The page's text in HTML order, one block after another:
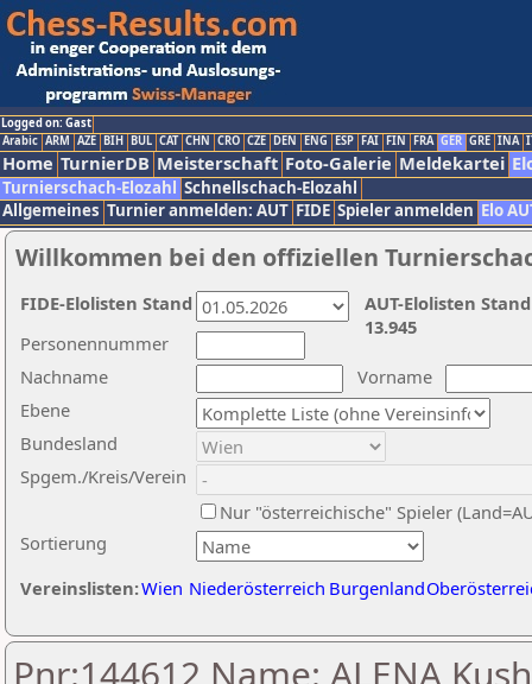
Logged on: Gast
Arabic ARM AZE BIH BUL CAT CHN CRO CZE DEN ENG ESP FAI FIN FRA GER GRE INA
Home TurnierDB Meisterschaft Foto-Galerie Meldekartei
Turnierschach-Elozahl Schnellschach-Elozahl
Allgemeines Turnier anmelden: AUT FIDE Spieler anmelden Elo
Willkommen bei den offiziellen
Nachname
Vorname
Ebene
Sortierung
Personennummer
Bundesland
Spgem./Kreis/Verein
Nur "österreichische" Spieler
Vereinslisten:Wien Niederösterreich Burgenland
AUT-Elolisten
13.945
FIDE-Elolisten Stand
Pnr:144612 Name: ALENA